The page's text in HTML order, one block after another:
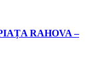
RAHOVA –